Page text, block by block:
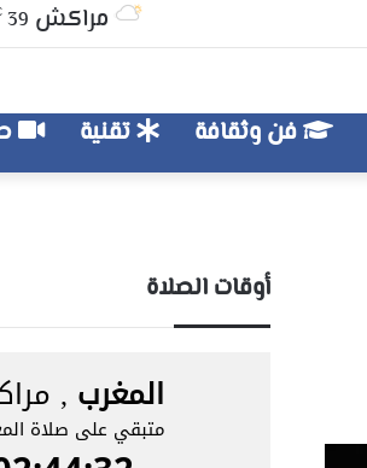
مراكش 39
فن وثقافة تقنية
أوقات الصلاة